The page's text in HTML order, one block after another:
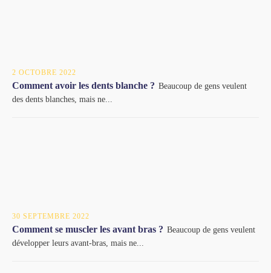
2 OCTOBRE 2022
Comment avoir les dents blanche ? Beaucoup de gens veulent
des dents blanches, mais ne...
30 SEPTEMBRE 2022
Comment se muscler les avant bras ? Beaucoup de gens veulent
développer leurs avant-bras, mais ne...